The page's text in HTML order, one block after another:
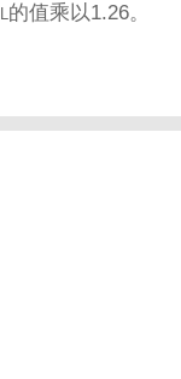
L的值乘以1.26。